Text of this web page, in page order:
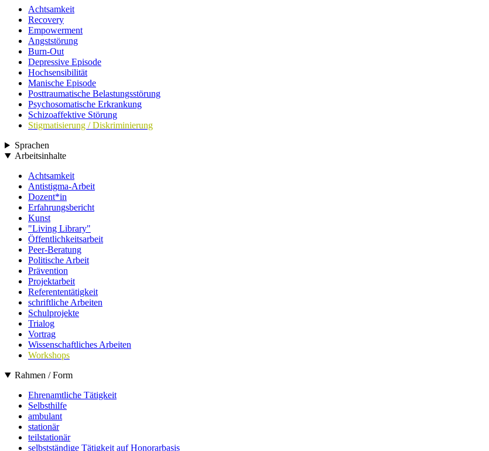
Achtsamkeit
Recovery
Empowerment
Angststörung
Burn-Out
Depressive Episode
Hochsensibilität
Manische Episode
Posttraumatische Belastungsstörung
Psychosomatische Erkrankung
Schizoaffektive Störung
Stigmatisierung / Diskriminierung
Sprachen
Arbeitsinhalte
Achtsamkeit
Antistigma-Arbeit
Dozent*in
Erfahrungsbericht
Kunst
"Living Library"
Öffentlichkeitsarbeit
Peer-Beratung
Politische Arbeit
Prävention
Projektarbeit
Referententätigkeit
schriftliche Arbeiten
Schulprojekte
Trialog
Vortrag
Wissenschaftliches Arbeiten
Workshops
Rahmen / Form
Ehrenamtliche Tätigkeit
Selbsthilfe
ambulant
stationär
teilstationär
selbstständige Tätigkeit auf Honorarbasis